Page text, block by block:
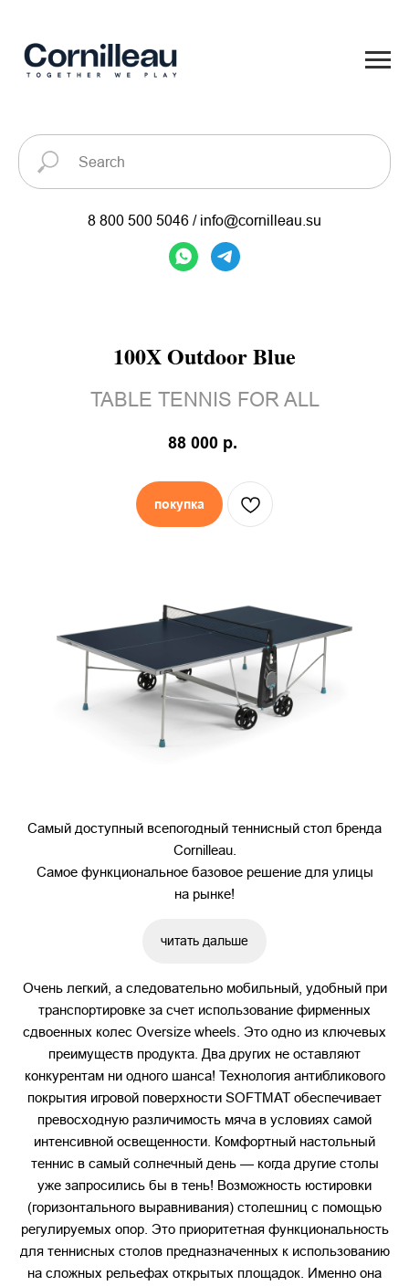
8 800 500 5046 / info@cornilleau.su
100X Outdoor Blue
TABLE TENNIS FOR ALL
88 000 р.
покупка
Самый доступный всепогодный теннисный стол бренда
Cornilleau.
Самое функциональное базовое решение для улицы
на рынке!
читать дальше
Очень легкий, а следовательно мобильный, удобный при
транспортировке за счет использование фирменных
сдвоенных колес Oversize wheels. Это одно из ключевых
преимуществ продукта. Два других не оставляют
конкурентам ни одного шанса! Технология антибликового
покрытия игровой поверхности SOFTMAT обеспечивает
превосходную различимость мяча в условиях самой
интенсивной освещенности. Комфортный настольный
теннис в самый солнечный день — когда другие столы
уже запросились бы в тень! Возможность юстировки
(горизонтального выравнивания) столешниц с помощью
регулируемых опор. Это приоритетная функциональность
для теннисных столов предназначенных к использованию
на сложных рельефах открытых площадок. Именно она